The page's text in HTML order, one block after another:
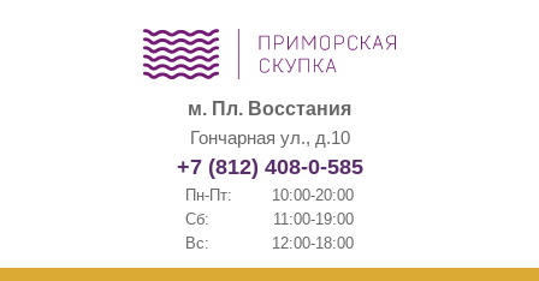
м. Пл. Восстания
Гончарная ул., д.10
+7 (812) 408-0-585
Пн-Пт:
10:00-20:00
Сб:
11:00-19:00
Вс:
12:00-18:00